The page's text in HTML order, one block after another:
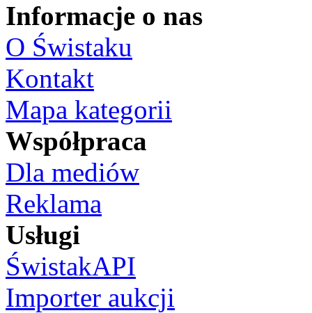
Informacje o nas
O Świstaku
Kontakt
Mapa kategorii
Współpraca
Dla mediów
Reklama
Usługi
ŚwistakAPI
Importer aukcji